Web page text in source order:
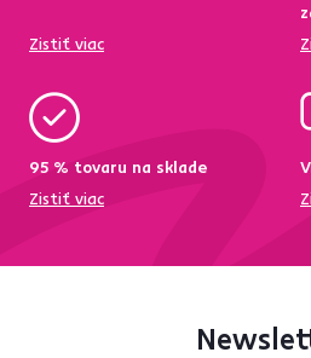
Zistiť viac
95 % tovaru na sklade
Zistiť viac